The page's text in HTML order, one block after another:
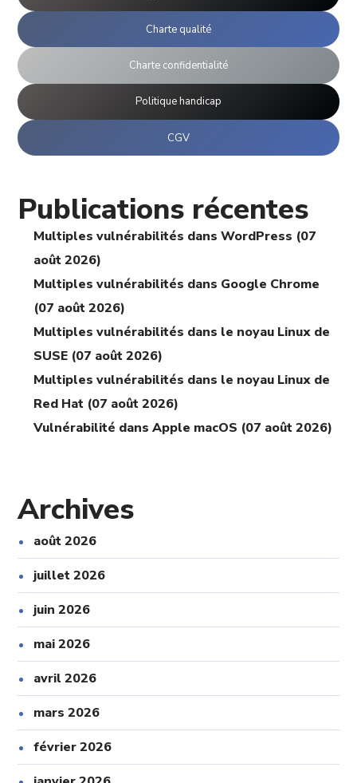
Charte qualité
Charte confidentialité
Politique handicap
CGV
Publications récentes
Multiples vulnérabilités dans WordPress (07
août 2026)
Multiples vulnérabilités dans Google Chrome
(07 août 2026)
Multiples vulnérabilités dans le noyau Linux de
SUSE (07 août 2026)
Multiples vulnérabilités dans le noyau Linux de
Red Hat (07 août 2026)
Vulnérabilité dans Apple macOS (07 août 2026)
Archives
août 2026
juillet 2026
juin 2026
mai 2026
avril 2026
mars 2026
février 2026